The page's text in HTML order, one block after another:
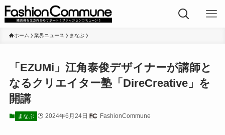
ホーム 業界ニュース まなぶ
「EZUMi」江角泰俊デザイナーが講師と
なるクリエイター塾「DireCreative」を
開講
まなぶ 2024年6月24日 FashionCommune